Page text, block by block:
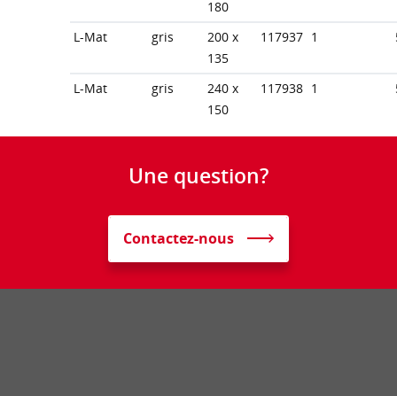
180
L-Mat gris
200 x
135
117937 1
L-Mat gris
240 x
150
117938 1
Une question?
Contactez-nous